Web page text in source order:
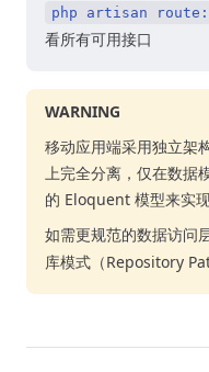
php artisan
看所有可用接口
WARNING
移动应用端采用独立架
上完全分离，仅在数据
的 Eloquent 模型来实现
如需更规范的数据访问
库模式（Repository